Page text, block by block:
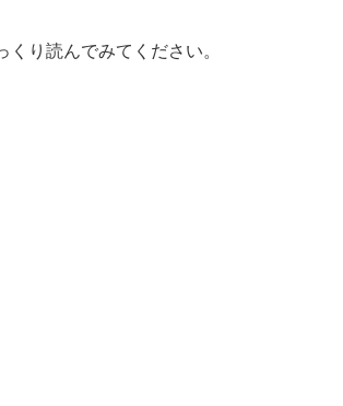
くり読んでみてください。